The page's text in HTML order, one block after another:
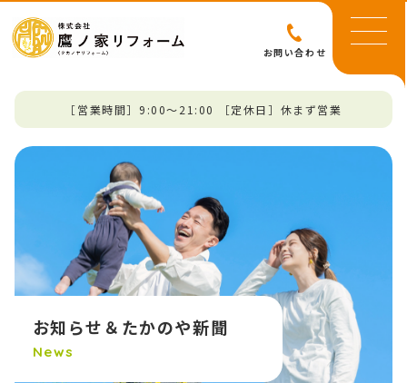
お問い合わせ
［営業時間］9:00～21:00 ［定休日］休まず営業
お知らせ＆たかのや新聞
News